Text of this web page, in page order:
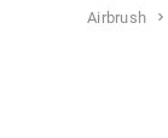
Airbrush